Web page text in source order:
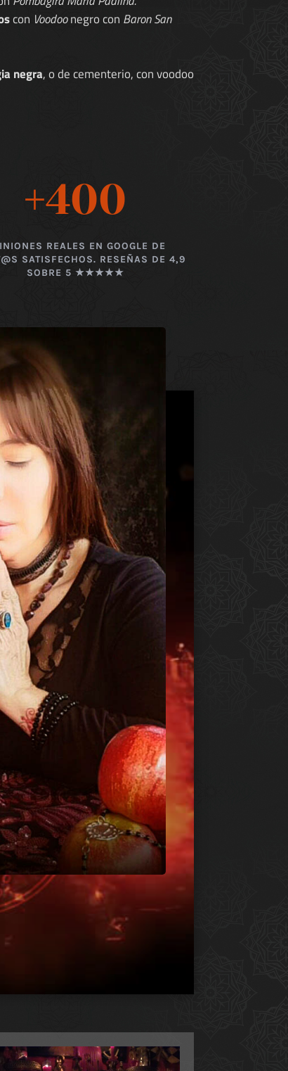
con Voodoonegro con Baron San
negra, o de cementerio, con voodoo
+400
REALES EN GOOGLE DE
SATISFECHOS. RESEÑAS DE 4,9
SOBRE 5 ★★★★★